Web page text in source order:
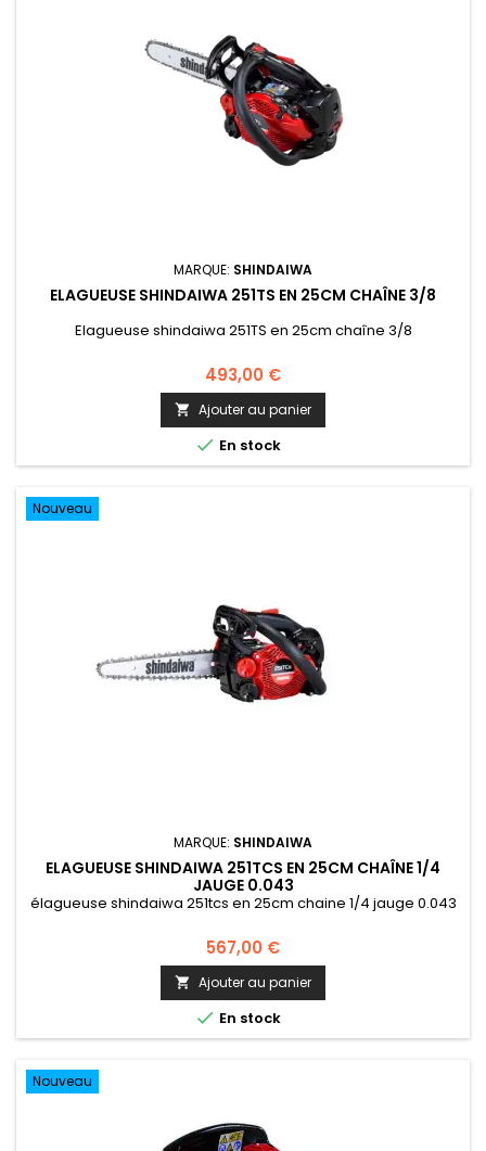
MARQUE: SHINDAIWA
ELAGUEUSE SHINDAIWA 251TS EN 25CM CHAÎNE 3/8
Elagueuse shindaiwa 251TS en 25cm chaîne 3/8
493,00 €
 Ajouter au panier
 En stock
Nouveau
MARQUE: SHINDAIWA
ELAGUEUSE SHINDAIWA 251TCS EN 25CM CHAÎNE 1/4
JAUGE 0.043
élagueuse shindaiwa 251tcs en 25cm chaine 1/4 jauge 0.043
567,00 €
 Ajouter au panier
 En stock
Nouveau